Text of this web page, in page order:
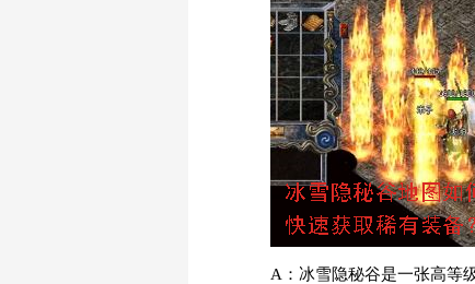
A：冰雪隐秘谷是一张高等